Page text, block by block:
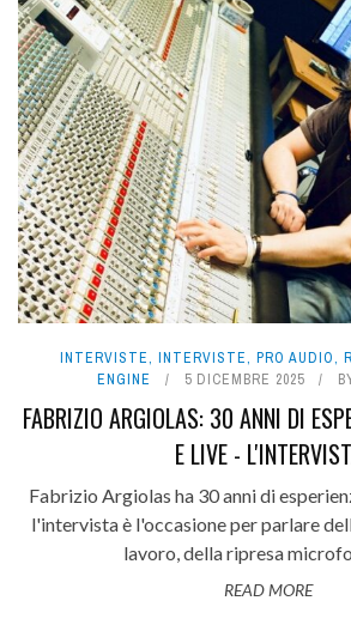
INTERVISTE, INTERVISTE, PRO AUDIO,
ENGINE
5 DICEMBRE 2025
FABRIZIO ARGIOLAS: 30 ANNI DI
E LIVE -
Fabrizio Argiolas ha 30 anni di
l'intervista è l'occasione per parlare
lavoro, della ripresa
READ MORE